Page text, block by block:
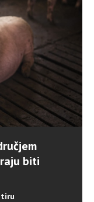
biti